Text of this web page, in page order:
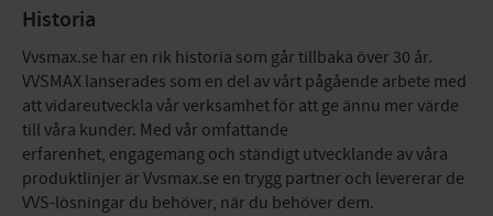
Historia
Vvsmax.se har en rik historia som går tillbaka över 30 år.
VVSMAX lanserades som en del av vårt pågående arbete med
att vidareutveckla vår verksamhet för att ge ännu mer värde
till våra kunder. Med vår omfattande
erfarenhet, engagemang och ständigt utvecklande av våra
produktlinjer är Vvsmax.se en trygg partner och levererar de
VVS-lösningar du behöver, när du behöver dem.